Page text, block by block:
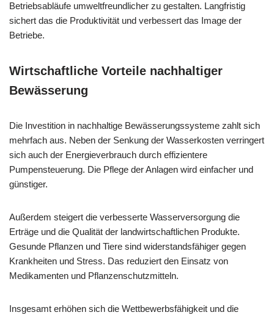
Betriebsabläufe umweltfreundlicher zu gestalten. Langfristig
sichert das die Produktivität und verbessert das Image der
Betriebe.
Wirtschaftliche Vorteile nachhaltiger
Bewässerung
Die Investition in nachhaltige Bewässerungssysteme zahlt sich
mehrfach aus. Neben der Senkung der Wasserkosten verringert
sich auch der Energieverbrauch durch effizientere
Pumpensteuerung. Die Pflege der Anlagen wird einfacher und
günstiger.
Außerdem steigert die verbesserte Wasserversorgung die
Erträge und die Qualität der landwirtschaftlichen Produkte.
Gesunde Pflanzen und Tiere sind widerstandsfähiger gegen
Krankheiten und Stress. Das reduziert den Einsatz von
Medikamenten und Pflanzenschutzmitteln.
Insgesamt erhöhen sich die Wettbewerbsfähigkeit und die